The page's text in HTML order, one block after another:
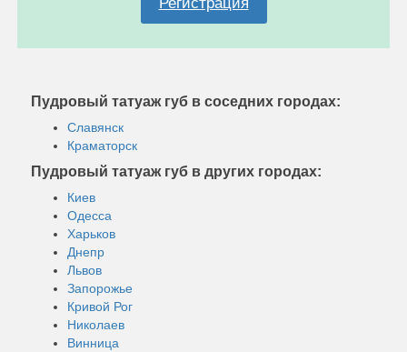
Пудровый татуаж губ в соседних городах:
Славянск
Краматорск
Пудровый татуаж губ в других городах:
Киев
Одесса
Харьков
Днепр
Львов
Запорожье
Кривой Рог
Николаев
Винница